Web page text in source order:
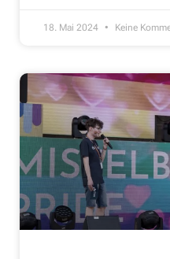
18. Mai 2024 Keine